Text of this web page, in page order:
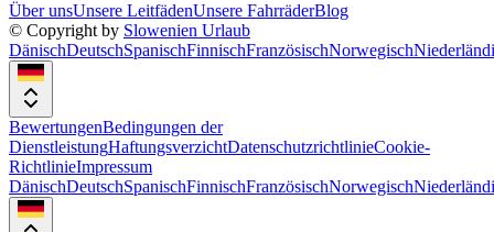
Über unsUnsere LeitfädenUnsere FahrräderBlog
© Copyright by Slowenien Urlaub
DänischDeutschSpanischFinnischFranzösischNorwegisch
BewertungenBedingungen der
DienstleistungHaftungsverzichtDatenschutzrichtlinieCookie-
RichtlinieImpressum
DänischDeutschSpanischFinnischFranzösischNorwegisch